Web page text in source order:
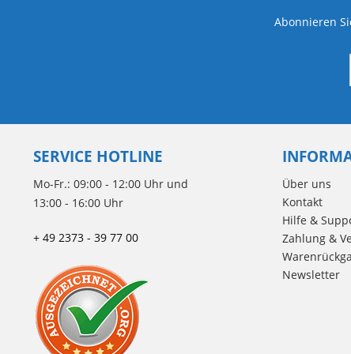
Abonnieren
SERVICE HOTLINE
Mo-Fr.: 09:00 - 12:00 Uhr und
13:00 - 16:00 Uhr
+ 49 2373 - 39 77 00
Über uns
Kontakt
Hilfe &
Zahlung &
Newsletter